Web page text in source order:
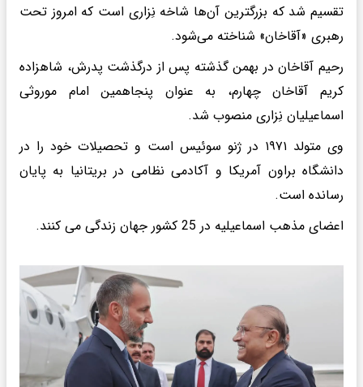
تقسیم شد که بزرگترین آن‌ها شاخه نِزاری است که امروز تحت
رهبری «آقاخان» شناخته می‌شود.
رحیم آقاخان در بهمن گذشته پس از درگذشت پدرش، شاهزاده
کریم آقاخان چهارم، به عنوان پنجاهمین امام موروثی
اسماعیلیان نِزاری منصوب شد.
وی متولد ۱۹۷۱ در ژنو سوئیس است و تحصیلات خود را در
دانشگاه براون آمریکا و آکادمی نظامی در بریتانیا به پایان
رسانده است.
اعضای مذهب اسماعیلیه در 25 کشور جهان زندگی می کنند.